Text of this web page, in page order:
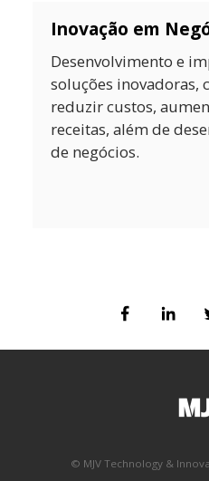
Inovação em
Desenvolvimento e
soluções inovadoras,
reduzir custos,
receitas, além de
de negócios.
© MJV Technology &